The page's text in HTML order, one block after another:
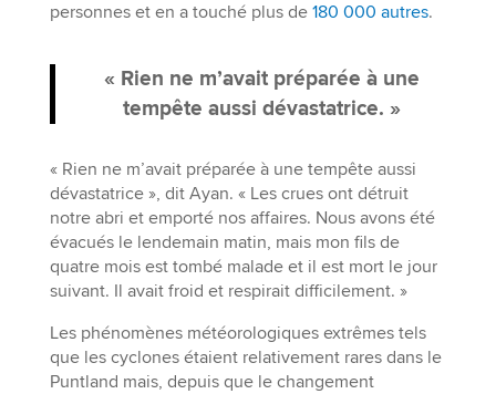
personnes et en a touché plus de 180 000 autres.
« Rien ne m’avait préparée à une
tempête aussi dévastatrice. »
« Rien ne m’avait préparée à une tempête aussi
dévastatrice », dit Ayan. « Les crues ont détruit
notre abri et emporté nos affaires. Nous avons été
évacués le lendemain matin, mais mon fils de
quatre mois est tombé malade et il est mort le jour
suivant. Il avait froid et respirait difficilement. »
Les phénomènes météorologiques extrêmes tels
que les cyclones étaient relativement rares dans le
Puntland mais, depuis que le changement